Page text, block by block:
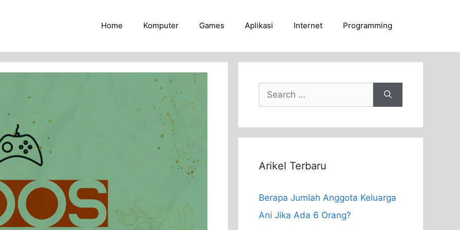
Home Komputer Games Aplikasi Internet Programming
Search
for:
Arikel Terbaru
Berapa Jumlah Anggota Keluarga
Ani Jika Ada 6 Orang?